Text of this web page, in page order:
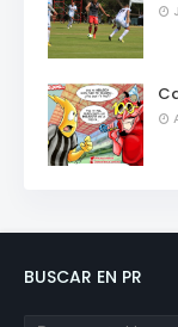
BUSCAR EN PR